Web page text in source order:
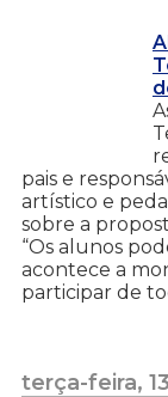
pais e
artístico e
sobre a
“Os alunos
acontece a
participar de
terça-feira,